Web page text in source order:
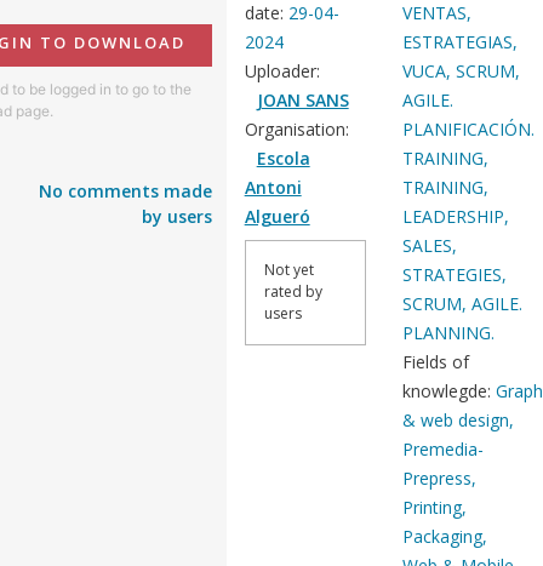
TO DOWNLOAD
to be logged in to go to the
page.
No comments made
by users
date: 29-04-
2024
Uploader:
JOAN SANS
Organisation:
Escola
Antoni
Algueró
Not yet
rated by
users
VENTAS,
ESTRATEGIAS,
VUCA, SCRUM,
AGILE.
PLANIFICACIÓN.
TRAINING,
TRAINING,
LEADERSHIP,
SALES,
STRATEGIES,
SCRUM, AGILE.
PLANNING.
Fields of
knowlegde:
& web design,
Premedia-
Prepress,
Printing,
Packaging,